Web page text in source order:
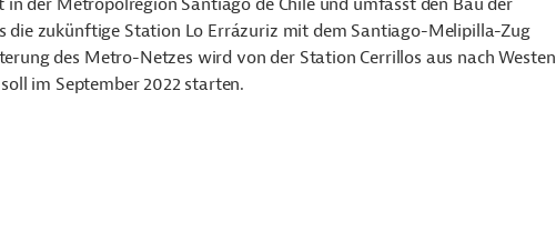
der Metropolregion Santiago de Chile und umfasst den Bau der
die zukünftige Station Lo Errázuriz mit dem Santiago-Melipilla-Zug
des Metro-Netzes wird von der Station Cerrillos aus nach Westen
im September 2022 starten.